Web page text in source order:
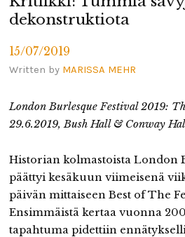
dekonstruktiota
15/07/2019
Written by MARISSA MEHR
London Burlesque Festival 2019:
29.6.2019, Bush Hall & Conway
Historian kolmastoista London
päättyi kesäkuun viimeisenä
päivän mittaiseen Best of The
Ensimmäistä kertaa vuonna
tapahtuma pidettiin